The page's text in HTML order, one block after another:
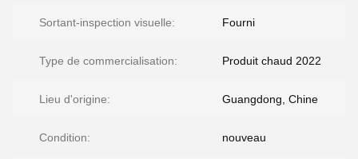
Sortant-inspection visuelle: Fourni
Type de commercialisation: Produit chaud 2022
Lieu d'origine: Guangdong, Chine
Condition: nouveau